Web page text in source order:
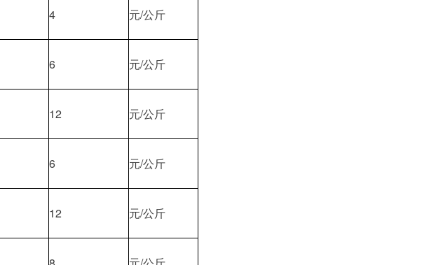
4 元/公斤
6 元/公斤
12 元/公斤
6 元/公斤
12 元/公斤